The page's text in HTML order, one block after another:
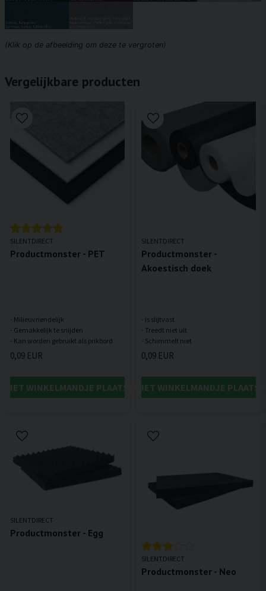
(Klik op de afbeelding om deze te vergroten)
Vergelijkbare producten
SILENTDIRECT
Productmonster - PET
- Milieuvriendelijk
- Gemakkelijk te snijden
0,09 EUR
HET WINKELMANDJE PLAATSEN
SILENTDIRECT
Productmonster -
Akoestisch doek
- Is slijtvast
- Treedt niet uit
0,09 EUR
IN HET WINKELMANDJE
SILENTDIRECT
Productmonster - Egg
SILENTDIRECT
Productmonster - Neo